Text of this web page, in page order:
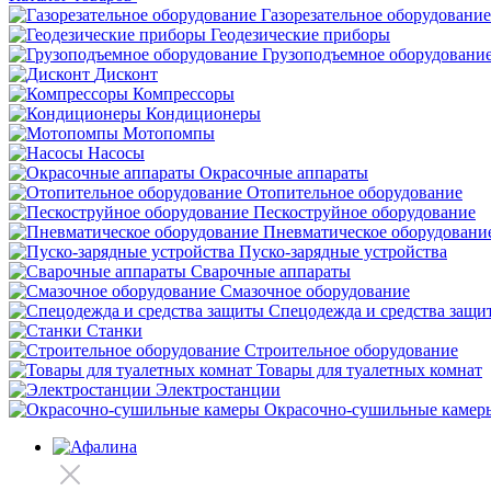
Газорезательное оборудование
Геодезические приборы
Грузоподъемное
Дисконт
Компрессоры
Кондиционеры
Мотопомпы
Насосы
Окрасочные аппараты
Отопительное оборудование
Пескоструйное оборудование
Пневматическое
Пуско-зарядные устройства
Сварочные аппараты
Смазочное оборудование
Спецодежда и средства
Станки
Строительное оборудование
Товары для туалетных комнат
Электростанции
Окрасочно-сушильные